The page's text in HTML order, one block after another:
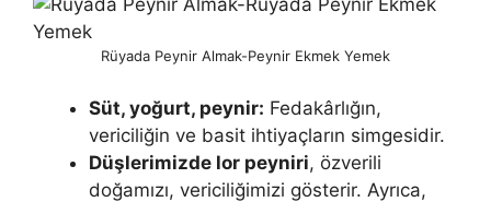
Rüyada Peynir Almak-Peynir Ekmek Yemek
Süt, yoğurt, peynir: Fedakârlığın,
vericiliğin ve basit ihtiyaçların simgesidir.
Düşlerimizde lor peyniri, özverili
doğamızı, vericiliğimizi gös­terir. Ayrıca,